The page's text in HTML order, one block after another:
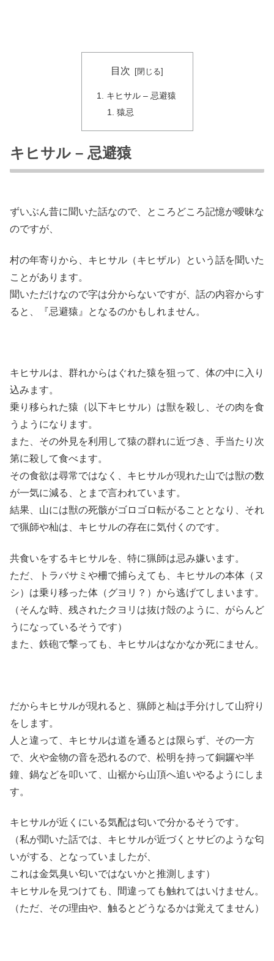
目次
キヒサル – 忌避猿
猿忌
キヒサル – 忌避猿
ずいぶん昔に聞いた話なので、ところどころ記憶が曖昧な
のですが、
村の年寄りから、キヒサル（キヒザル）という話を聞いた
ことがあります。
聞いただけなので字は分からないですが、話の内容からす
ると、『忌避猿』となるのかもしれません。
キヒサルは、群れからはぐれた猿を狙って、体の中に入り
込みます。
乗り移られた猿（以下キヒサル）は獣を殺し、その肉を食
うようになります。
また、その外見を利用して猿の群れに近づき、手当たり次
第に殺して食べます。
その食欲は尋常ではなく、キヒサルが現れた山では獣の数
が一気に減る、とまで言われています。
結果、山には獣の死骸がゴロゴロ転がることとなり、それ
で猟師や杣は、キヒサルの存在に気付くのです。
共食いをするキヒサルを、特に猟師は忌み嫌います。
ただ、トラバサミや柵で捕らえても、キヒサルの本体（ヌ
シ）は乗り移った体（グヨリ？）から逃げてしまいます。
（そんな時、残されたクヨリは抜け殻のように、がらんど
うになっているそうです）
また、鉄砲で撃っても、キヒサルはなかなか死にません。
だからキヒサルが現れると、猟師と杣は手分けして山狩り
をします。
人と違って、キヒサルは道を通るとは限らず、その一方
で、火や金物の音を恐れるので、松明を持って銅鑼や半
鐘、鍋などを叩いて、山裾から山頂へ追いやるようにしま
す。
キヒサルが近くにいる気配は匂いで分かるそうです。
（私が聞いた話では、キヒサルが近づくとサビのような匂
いがする、となっていましたが、
これは金気臭い匂いではないかと推測します）
キヒサルを見つけても、間違っても触れてはいけません。
（ただ、その理由や、触るとどうなるかは覚えてません）